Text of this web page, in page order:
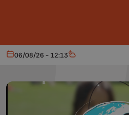
Aujourd'hui
06/08/26 - 12:13 Météo